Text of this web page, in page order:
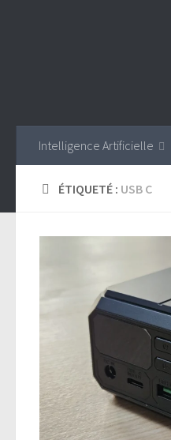
Intelligence Artificielle
ÉTIQUETÉ : USB C